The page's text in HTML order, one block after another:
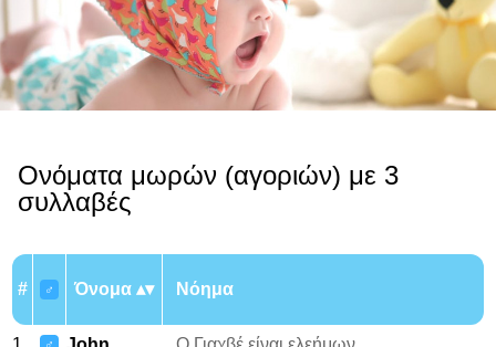
Ονόματα μωρών (αγοριών) με 3
συλλαβές
# ♂ Όνομα Νόημα